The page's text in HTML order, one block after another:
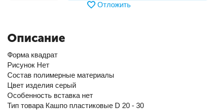
Отложить
Описание
Форма квадрат
Рисунок Нет
Состав полимерные материалы
Цвет изделия серый
Особенность вставка нет
Тип товара Кашпо пластиковые D 20 - 30